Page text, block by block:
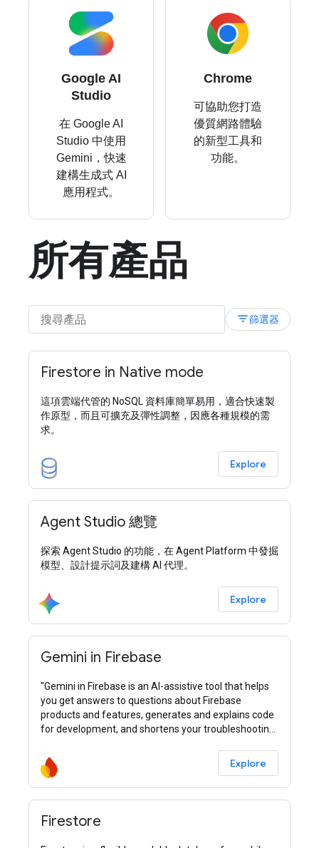
Google AI
Studio
在 Google AI
Studio 中使用
Gemini，快速
建構生成式 AI
應用程式。
Chrome
可協助您打造
優質網路體驗
的新型工具和
功能。
所有產品
filter_list篩選器
Firestore in Native mode
這項雲端代管的 NoSQL 資料庫簡單易用，適合快速製
作原型，而且可擴充及彈性調整，因應各種規模的需
求。
Explore
Agent Studio 總覽
探索 Agent Studio 的功能，在 Agent Platform 中發掘
模型、設計提示詞及建構 AI 代理。
Explore
Gemini in Firebase
"Gemini in Firebase is an AI-assistive tool that helps
you get answers to questions about Firebase
products and features, generates and explains code
for development, and shortens your troubleshooting
Explore
Firestore